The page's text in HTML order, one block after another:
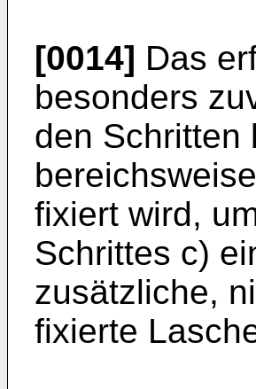
[0014] Das
besonders
den Schritten
fixiert wird,
Schrittes c)
zusätzliche,
fixierte